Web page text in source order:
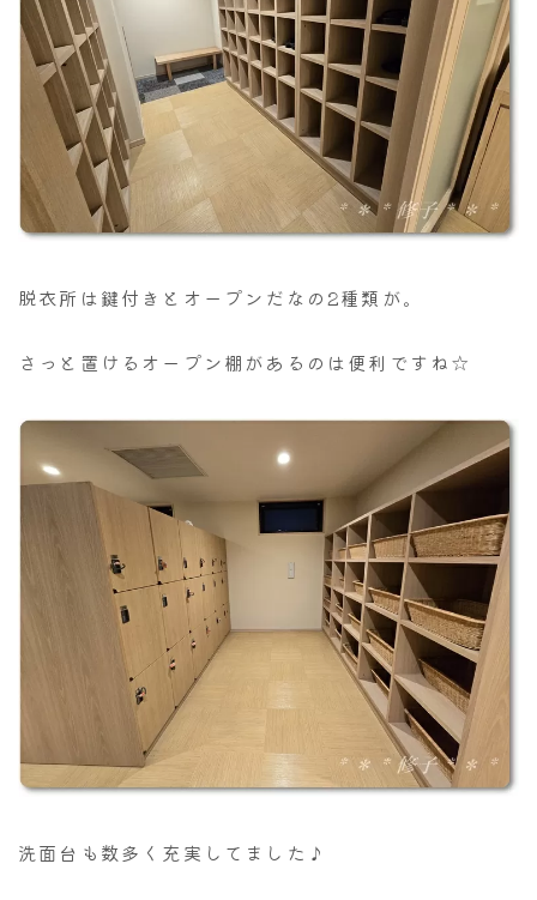
脱衣所は鍵付きとオープンだなの2種類が。
さっと置けるオープン棚があるのは便利ですね☆
洗面台も数多く充実してました♪